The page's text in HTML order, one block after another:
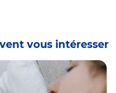
vous intéresser